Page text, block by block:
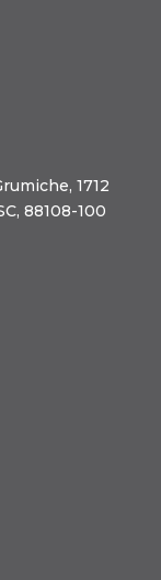
1712
88108-100